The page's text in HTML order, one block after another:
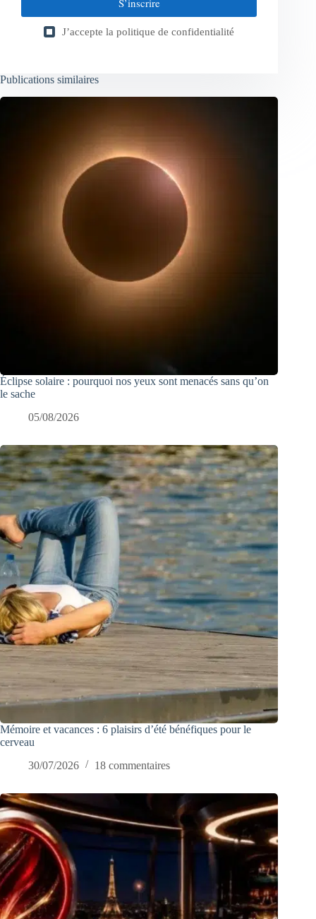
J’accepte la politique de confidentialité
Publications similaires
Éclipse solaire : pourquoi nos yeux sont menacés sans qu’on
le sache
05/08/2026
Mémoire et vacances : 6 plaisirs d’été bénéfiques pour le
cerveau
30/07/2026
18 commentaires